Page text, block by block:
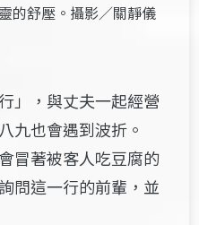
的舒壓。攝影／關靜儀
」，與丈夫一起經營
九也會遇到波折。
冒著被客人吃豆腐的
問這一行的前輩，並